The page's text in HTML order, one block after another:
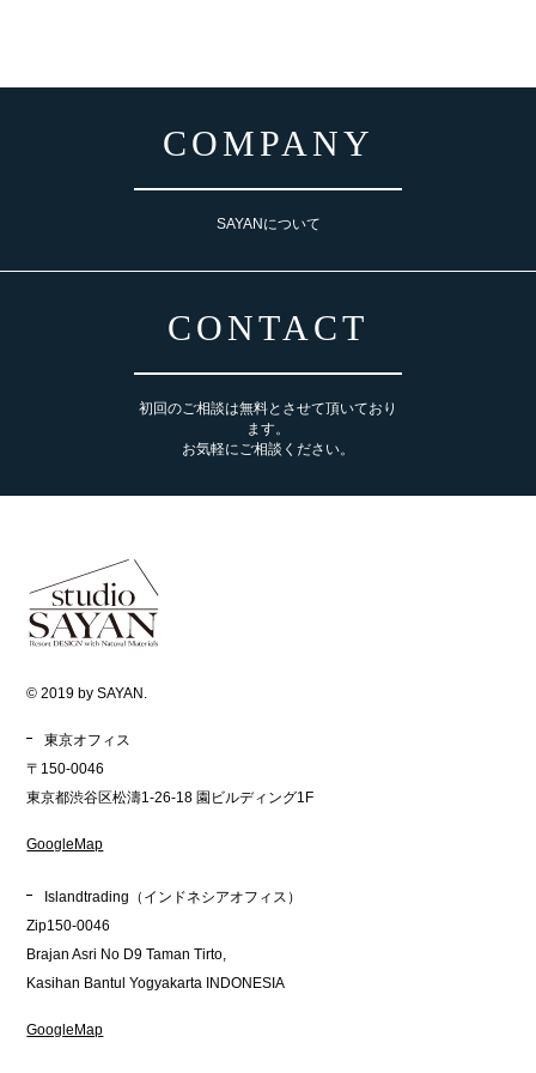
COMPANY
SAYANについて
CONTACT
初回のご相談は無料とさせて頂いており
ます。
お気軽にご相談ください。
© 2019 by SAYAN.
東京オフィス
〒150-0046
東京都渋谷区松濤1-26-18 園ビルディング1F
GoogleMap
Islandtrading（インドネシアオフィス）
Zip150-0046
Brajan Asri No D9 Taman Tirto,
Kasihan Bantul Yogyakarta INDONESIA
GoogleMap